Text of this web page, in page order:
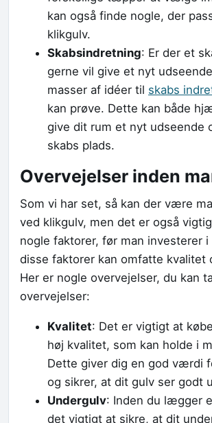
kan også finde nogle, der
klikgulv.
Skabsindretning: Er der et
gerne vil give et nyt
masser af idéer til skabs
kan prøve. Dette kan både
give dit rum et nyt udseende
skabs plads.
Overvejelser inden
Som vi har set, så kan der være
ved klikgulv, men det er også
nogle faktorer, før man investerer
disse faktorer kan omfatte kvalitet
Her er nogle overvejelser, du kan
overvejelser:
Kvalitet: Det er vigtigt at
høj kvalitet, som kan holde i
Dette giver dig en god værdi
og sikrer, at dit gulv ser godt
Undergulv: Inden du lægger
det vigtigt at sikre, at dit